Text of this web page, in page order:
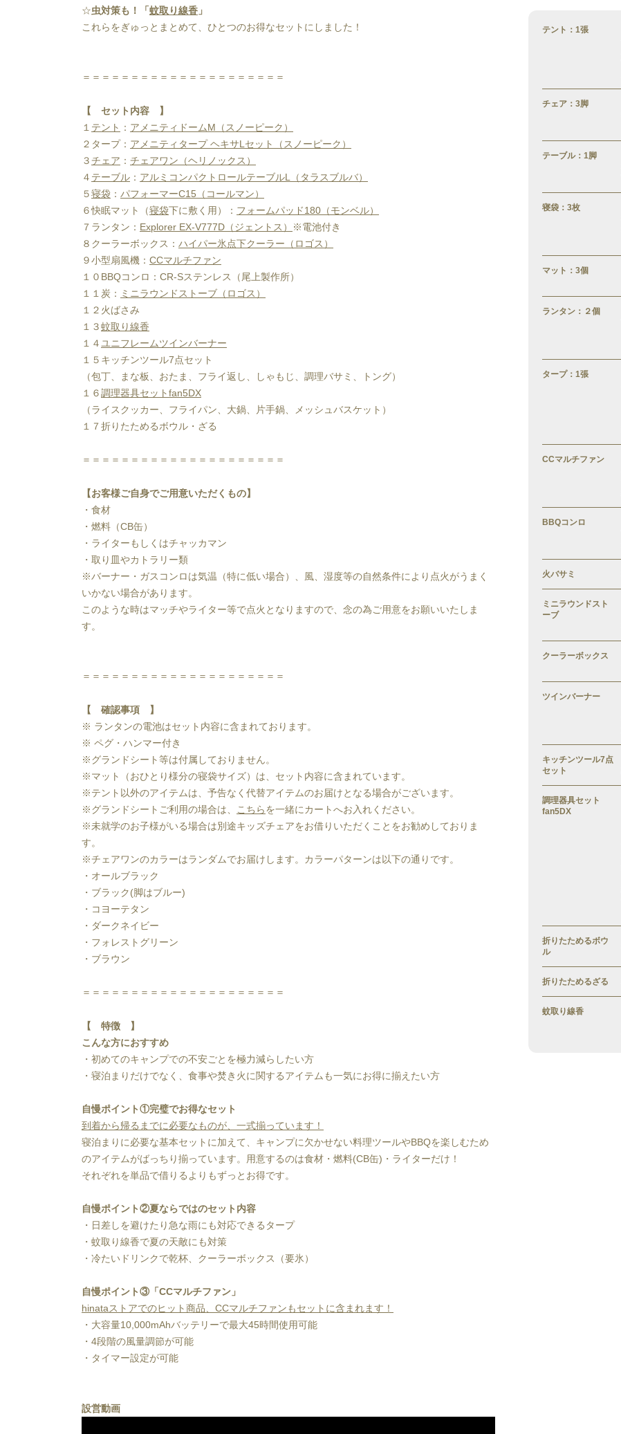
☆虫対策も！「 蚊取り線香 」
これらをぎゅっとまとめて、ひとつのお得なセットにしました！
＝＝＝＝＝＝＝＝＝＝＝＝＝＝＝＝＝＝＝＝＝
【 セット内容 】
１ テント ： アメニティドームM（スノーピーク）
２タープ： アメニティタープ ヘキサLセット（スノーピーク）
３チェア ： チェアワン（ヘリノックス）
４ テーブル ： アルミコンパクトロールテーブルL（タラスブルバ）
５寝袋 ： パフォーマーC15（コールマン）
６快眠マット（寝袋下に敷く用）： フォームパッド180（モンベル）
７ランタン： Explorer EX-V777D（ジェントス）
※電池付き
８クーラーボックス： ハイパー氷点下クーラー（ロゴス）
９小型扇風機： CCマルチファン
１０BBQコンロ：CR-Sステンレス（尾上製作所）
１１炭： ミニラウンドストーブ（ロゴス）
１２火ばさみ
１３蚊取り線香
１４ ユニフレームツインバーナー
１５キッチンツール7点セット
（包丁、まな板、おたま、フライ返し、しゃもじ、調理バサミ、トング）
１６調理器具セットfan5DX
（ライスクッカー、フライパン、大鍋、片手鍋、メッシュバスケット）
１７折りたためるボウル・ざる
＝＝＝＝＝＝＝＝＝＝＝＝＝＝＝＝＝＝＝＝＝
【お客様ご自身でご用意いただくもの】
・食材
・燃料（CB缶）
・ライターもしくはチャッカマン
・取り皿やカトラリー類
※バーナー・ガスコンロは気温（特に低い場合）、風、湿度等の自然条件により点火がうまく
いかない場合があります。
このような時はマッチやライター等で点火となりますので、念の為ご用意をお願いいたしま
す。
＝＝＝＝＝＝＝＝＝＝＝＝＝＝＝＝＝＝＝＝＝
【 確認事項 】
※ ランタンの電池はセット内容に含まれております。
※ ペグ・ハンマー付き
※グランドシート等は付属しておりません。
※マット（おひとり様分の寝袋サイズ）は、セット内容に含まれています。
※テント以外のアイテムは、予告なく代替アイテムのお届けとなる場合がございます。
※グランドシートご利用の場合は、
こちらを一緒にカートへお入れください。
※未就学のお子様がいる場合は別途キッズチェアをお借りいただくことをお勧めしておりま
す。
※チェアワンのカラーはランダムでお届けします。カラーパターンは以下の通りです。
・オールブラック
・ブラック(脚はブルー)
・コヨーテタン
・ダークネイビー
・フォレストグリーン
・ブラウン
＝＝＝＝＝＝＝＝＝＝＝＝＝＝＝＝＝＝＝＝＝
【 特徴 】
こんな方におすすめ
・初めてのキャンプでの不安ごとを極力減らしたい方
・寝泊まりだけでなく、食事や焚き火に関するアイテムも一気にお得に揃えたい方
自慢ポイント①完璧でお得なセット
到着から帰るまでに必要なものが、一式揃っています！
寝泊まりに必要な基本セットに加えて、キャンプに欠かせない料理ツールやBBQを楽しむため
のアイテムがばっちり揃っています。用意するのは食材・燃料(CB缶)・ライターだけ！
それぞれを単品で借りるよりもずっとお得です。
自慢ポイント②夏ならではのセット内容
・日差しを避けたり急な雨にも対応できるタープ
・蚊取り線香で夏の天敵にも対策
・冷たいドリンクで乾杯、クーラーボックス（要氷）
自慢ポイント③「CCマルチファン」
hinataストアでのヒット商品、CCマルチファンもセットに含まれます！
・大容量10,000mAhバッテリーで最大45時間使用可能
・4段階の風量調節が可能
・タイマー設定が可能
設営動画
テント：1張
チェア：3脚
テーブル：1脚
寝袋：3枚
マット：3個
ランタン：２個
タープ：1張
CCマルチファン
BBQコンロ
火バサミ
ミニラウンドスト
ーブ
クーラーボックス
ツインバーナー
キッチンツール7点
セット
調理器具セット
fan5DX
折りたためるボウ
ル
折りたためるざる
蚊取り線香